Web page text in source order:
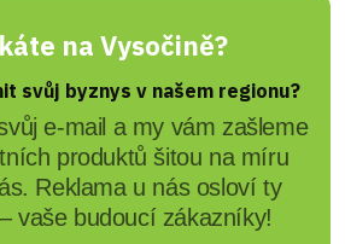
na Vysočině?
svůj byznys v našem regionu?
e-mail a my vám zašleme
produktů šitou na míru
Reklama u nás osloví ty
vaše budoucí zákazníky!